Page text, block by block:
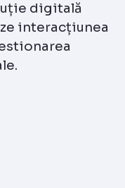
digitală
interacțiunea